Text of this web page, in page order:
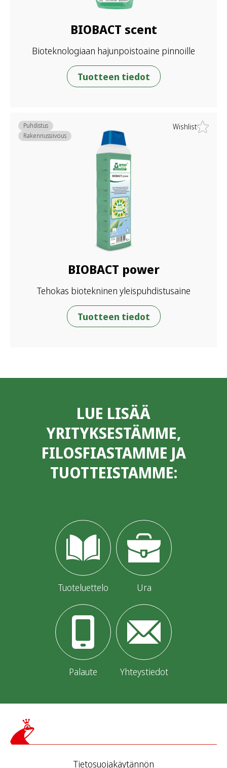
BIOBACT scent
Bioteknologiaan hajunpoistoaine pinnoille
Tuotteen tiedot
Wishlist
BIOBACT power
Tehokas biotekninen yleispuhdistusaine
Puhdistus
Rakennussiivous
Tuotteen tiedot
LUE LISÄÄ
YRITYKSESTÄMME,
FILOSFIASTAMME JA
TUOTTEISTAMME:
Tuoteluettelo Ura
Palaute Yhteystiedot
Tietosuojakäytännön